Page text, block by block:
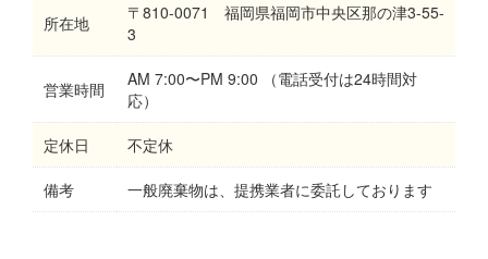
所在地
〒810-0071 福岡県福岡市中央区那の津3-55-
3
営業時間
AM 7:00〜PM 9:00 （電話受付は24時間対
応）
定休日 不定休
備考 一般廃棄物は、提携業者に委託しております